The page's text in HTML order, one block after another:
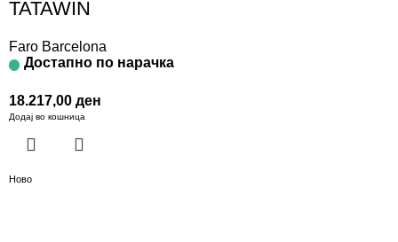
TATAWIN
Faro Barcelona
Достапно по нарачка
18.217,00 ден
Додај во кошница
Ново